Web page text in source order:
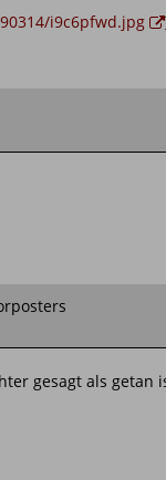
i9c6pfwd.jpg
gesagt als getan